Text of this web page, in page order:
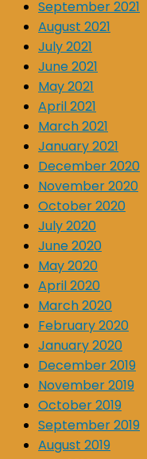
September 2021
August 2021
July 2021
June 2021
May 2021
April 2021
March 2021
January 2021
December 2020
November 2020
October 2020
July 2020
June 2020
May 2020
April 2020
March 2020
February 2020
January 2020
December 2019
November 2019
October 2019
September 2019
August 2019